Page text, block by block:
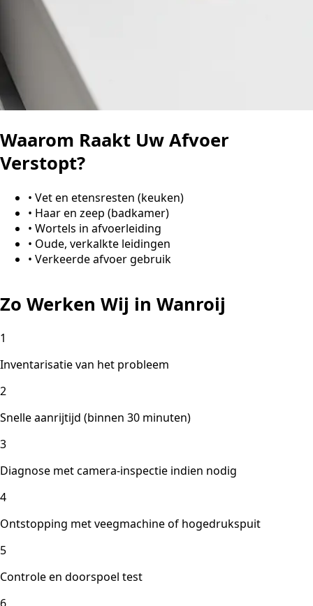
Waarom Raakt Uw Afvoer
Verstopt?
• Vet en etensresten (keuken)
• Haar en zeep (badkamer)
• Wortels in afvoerleiding
• Oude, verkalkte leidingen
• Verkeerde afvoer gebruik
Zo Werken Wij in Wanroij
1
Inventarisatie van het probleem
2
Snelle aanrijtijd (binnen 30 minuten)
3
Diagnose met camera-inspectie indien nodig
4
Ontstopping met veegmachine of hogedrukspuit
5
Controle en doorspoel test